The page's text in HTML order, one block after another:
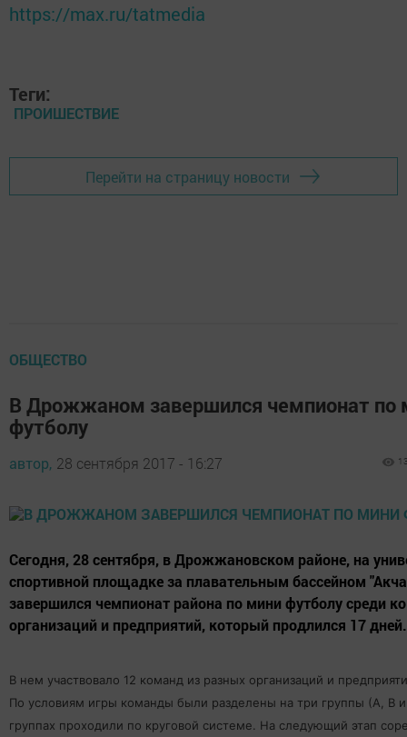
https://max.ru/tatmedia
Теги:
ПРОИШЕСТВИЕ
Перейти на страницу новости
ОБЩЕСТВО
В Дрожжаном завершился чемпионат по
футболу
автор, 28 сентября 2017 - 16:27
Сегодня, 28 сентября, в Дрожжановском районе, на
спортивной площадке за плавательным бассейном
завершился чемпионат района по мини футболу среди
организаций и предприятий, который продлился 17 дней.
В нем участвовало 12 команд из разных организаций и
По условиям игры команды были разделены на три группы (А, B
группах проходили по круговой системе. На следующий этап